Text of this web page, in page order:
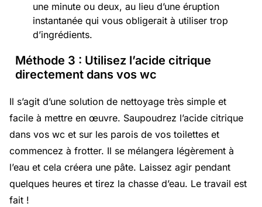
une minute ou deux, au lieu d’une éruption
instantanée qui vous obligerait à utiliser trop
d’ingrédients.
Méthode 3 : Utilisez l’acide citrique
directement dans vos wc
Il s’agit d’une solution de nettoyage très simple et
facile à mettre en œuvre. Saupoudrez l’acide citrique
dans vos wc et sur les parois de vos toilettes et
commencez à frotter. Il se mélangera légèrement à
l’eau et cela créera une pâte. Laissez agir pendant
quelques heures et tirez la chasse d’eau. Le travail est
fait !